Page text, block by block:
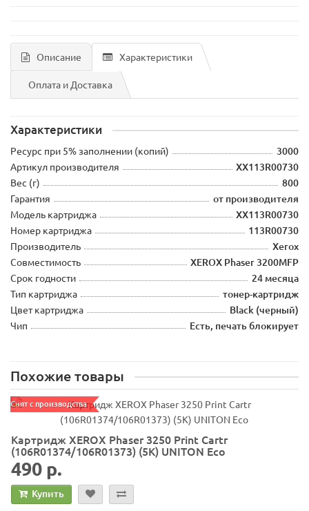
Описание Характеристики
Оплата и Доставка
Характеристики
Ресурс при 5% заполнении (копий) 3000
Артикул производителя XX113R00730
Вес (г) 800
Гарантия от производителя
Модель картриджа XX113R00730
Номер картриджа 113R00730
Производитель Xerox
Совместимость XEROX Phaser 3200MFP
Срок годности 24 месяца
Тип картриджа тонер-картридж
Цвет картриджа Black (черный)
Чип Есть, печать блокирует
Похожие товары
Снят с производства
Картридж XEROX Phaser 3250 Print Cartr
(106R01374/106R01373) (5K) UNITON Eco
490 р.
Купить